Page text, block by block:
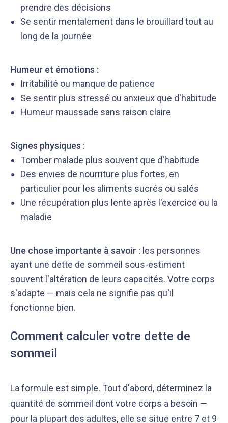
prendre des décisions
Se sentir mentalement dans le brouillard tout au
long de la journée
Humeur et émotions :
Irritabilité ou manque de patience
Se sentir plus stressé ou anxieux que d'habitude
Humeur maussade sans raison claire
Signes physiques :
Tomber malade plus souvent que d'habitude
Des envies de nourriture plus fortes, en
particulier pour les aliments sucrés ou salés
Une récupération plus lente après l'exercice ou la
maladie
Une chose importante à savoir : les personnes
ayant une dette de sommeil sous-estiment
souvent l'altération de leurs capacités. Votre corps
s'adapte — mais cela ne signifie pas qu'il
fonctionne bien.
Comment calculer votre dette de
sommeil
La formule est simple. Tout d'abord, déterminez la
quantité de sommeil dont votre corps a besoin —
pour la plupart des adultes, elle se situe entre 7 et 9